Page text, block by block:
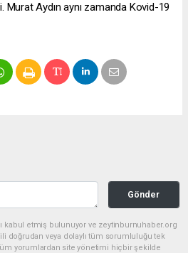
Murat Aydın aynı zamanda Kovid-19
Gönder
kabul etmiş bulunuyor ve zeytinburnuhaber.org
doğrudan veya dolaylı tüm sorumluluğu tek
yorumlardan site yönetimi hiçbir şekilde